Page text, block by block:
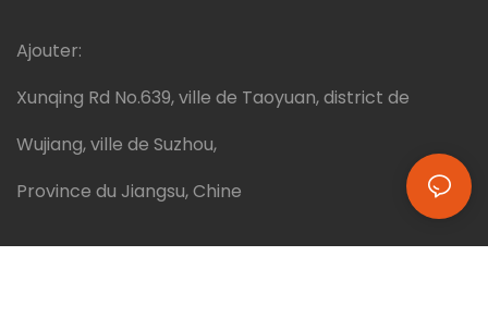
Ajouter:
Xunqing Rd No.639, ville de Taoyuan, district de
Wujiang, ville de Suzhou,
Province du Jiangsu, Chine